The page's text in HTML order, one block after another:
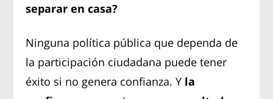
separar en casa?
Ninguna política pública que dependa de
la participación ciudadana puede tener
éxito si no genera confianza. Y la